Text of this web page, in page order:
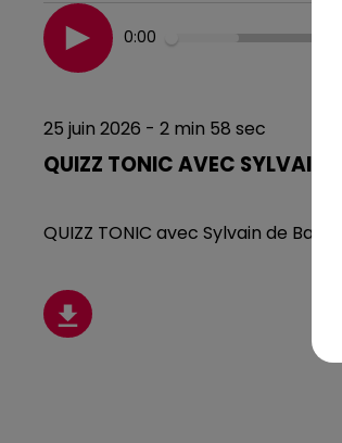
0:00
25 juin 2026 - 2 min 58 sec
QUIZZ TONIC AVEC SYLVAIN
QUIZZ TONIC avec Sylvain de